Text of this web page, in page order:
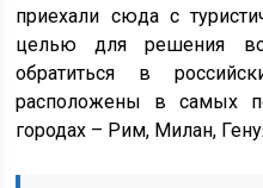
приехали сюда с
целью для решения
обратиться в
расположены в самых
городах – Рим, Милан,